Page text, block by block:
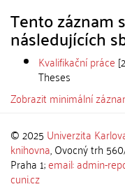
Tento záznam
následujících
Kvalifikační práce
Theses
Zobrazit minimální
© 2025 Univerzita
knihovna, Ovocný trh
Praha 1;email: admin-
cuni.cz